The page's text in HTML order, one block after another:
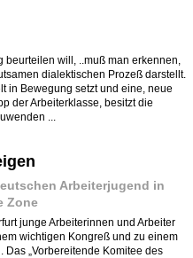
beurteilen will, ..muß man erkennen,
dialektischen Prozeß darstellt.
in Bewegung setzt und eine, neue
der Arbeiterklasse, besitzt die
...
Arbeiterjugend in
Zone
junge Arbeiterinnen und Arbeiter
wichtigen Kongreß und zu einem
„Vorbereitende Komitee des